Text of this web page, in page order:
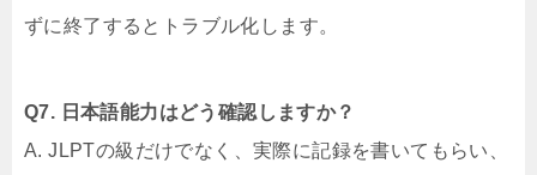
ずに終了するとトラブル化します。
Q7. 日本語能力はどう確認しますか？
A. JLPTの級だけでなく、実際に記録を書いてもらい、